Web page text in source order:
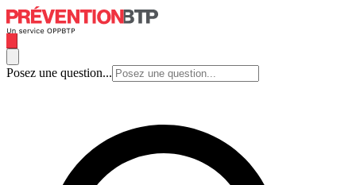
Posez une question...